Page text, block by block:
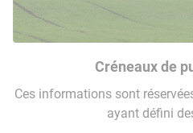
Créneaux de
Ces informations sont
ayant défini